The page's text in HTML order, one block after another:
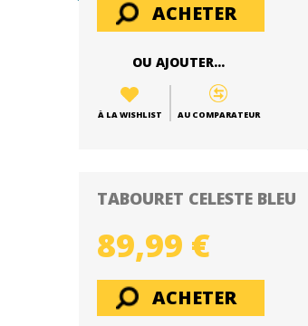
ACHETER
OU AJOUTER...
À LA WISHLIST AU COMPARATEUR
TABOURET CELESTE BLEU
89,99 €
ACHETER